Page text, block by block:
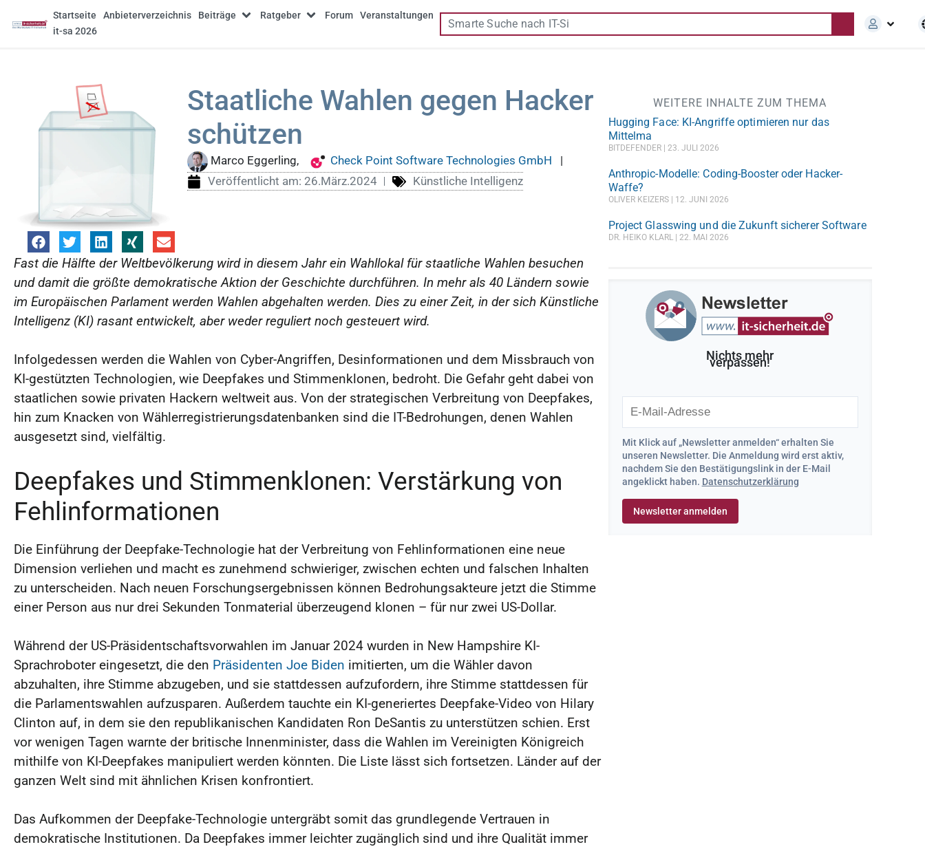
Startseite Anbieterverzeichnis Beiträge Ratgeber Forum
Veranstaltungen
it-sa 2026
Staatliche Wahlen gegen Hacker
schützen
Marco Eggerling, Check Point Software Technologies GmbH
|
Veröffentlicht am: 26.März.2024 Künstliche Intelligenz
Fast die Hälfte der Weltbevölkerung wird in diesem Jahr ein Wahllokal für staatliche Wahlen besuchen
und damit die größte demokratische Aktion der Geschichte durchführen. In mehr als 40 Ländern sowie
im Europäischen Parlament werden Wahlen abgehalten werden. Dies zu einer Zeit, in der sich Künstliche
Intelligenz (KI) rasant entwickelt, aber weder reguliert noch gesteuert wird.
Infolgedessen werden die Wahlen von Cyber-Angriffen, Desinformationen und dem Missbrauch von
KI-gestützten Technologien, wie Deepfakes und Stimmenklonen, bedroht. Die Gefahr geht dabei von
staatlichen sowie privaten Hackern weltweit aus. Von der strategischen Verbreitung von Deepfakes,
hin zum Knacken von Wählerregistrierungsdatenbanken sind die IT-Bedrohungen, denen Wahlen
ausgesetzt sind, vielfältig.
Deepfakes und Stimmenklonen: Verstärkung von
Fehlinformationen
Die Einführung der Deepfake-Technologie hat der Verbreitung von Fehlinformationen eine neue
Dimension verliehen und macht es zunehmend schwieriger, zwischen echten und falschen Inhalten
zu unterscheiden. Nach neuen Forschungsergebnissen können Bedrohungsakteure jetzt die Stimme
einer Person aus nur drei Sekunden Tonmaterial überzeugend klonen – für nur zwei US-Dollar.
Während der US-Präsidentschaftsvorwahlen im Januar 2024 wurden in New Hampshire KI-
Sprachroboter eingesetzt, die den Präsidenten Joe Biden imitierten, um die Wähler davon
abzuhalten, ihre Stimme abzugeben, und sie stattdessen aufzufordern, ihre Stimme stattdessen für
die Parlamentswahlen aufzusparen. Außerdem tauchte ein KI-generiertes Deepfake-Video von Hilary
Clinton auf, in dem sie den republikanischen Kandidaten Ron DeSantis zu unterstützen schien. Erst
vor wenigen Tagen warnte der britische Innenminister, dass die Wahlen im Vereinigten Königreich
mithilfe von KI-Deepfakes manipuliert werden könnten. Die Liste lässt sich fortsetzen. Länder auf der
ganzen Welt sind mit ähnlichen Krisen konfrontiert.
Das Aufkommen der Deepfake-Technologie untergräbt somit das grundlegende Vertrauen in
demokratische Institutionen. Da Deepfakes immer leichter zugänglich sind und ihre Qualität immer
WEITERE INHALTE ZUM THEMA
Hugging Face: KI-Angriffe optimieren nur das
Mittelma
BITDEFENDER 23. JULI 2026
Anthropic-Modelle: Coding-Booster oder Hacker-
Waffe?
OLIVER KEIZERS 12. JUNI 2026
Project Glasswing und die Zukunft sicherer Software
DR. HEIKO KLARL 22. MAI 2026
Nichts mehr
verpassen!
Mit Klick auf „Newsletter anmelden“ erhalten Sie
unseren Newsletter. Die Anmeldung wird erst aktiv,
nachdem Sie den Bestätigungslink in der E-Mail
angeklickt haben. Datenschutzerklärung